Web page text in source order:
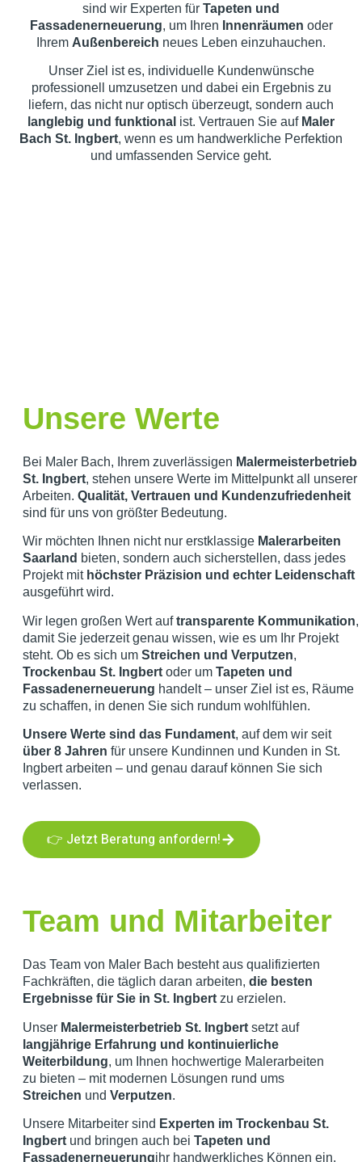
sind wir Experten für Tapeten und
Fassadenerneuerung, um Ihren Innenräumen oder
Ihrem Außenbereich neues Leben einzuhauchen.
Unser Ziel ist es, individuelle Kundenwünsche
professionell umzusetzen und dabei ein Ergebnis zu
liefern, das nicht nur optisch überzeugt, sondern auch
langlebig und funktional ist. Vertrauen Sie auf Maler
Bach St. Ingbert, wenn es um handwerkliche Perfektion
und umfassenden Service geht.
Unsere Werte
Bei Maler Bach, Ihrem zuverlässigen Malermeisterbetrieb
St. Ingbert, stehen unsere Werte im Mittelpunkt all unserer
Arbeiten. Qualität, Vertrauen und Kundenzufriedenheit
sind für uns von größter Bedeutung.
Wir möchten Ihnen nicht nur erstklassige Malerarbeiten
Saarland bieten, sondern auch sicherstellen, dass jedes
Projekt mit höchster Präzision und echter Leidenschaft
ausgeführt wird.
Wir legen großen Wert auftransparente Kommunikation,
damit Sie jederzeit genau wissen, wie es um Ihr Projekt
steht. Ob es sich um Streichen und Verputzen,
Trockenbau St. Ingbert oder um Tapeten und
Fassadenerneuerung handelt – unser Ziel ist es, Räume
zu schaffen, in denen Sie sich rundum wohlfühlen.
Unsere Werte sind das Fundament, auf dem wir seit
über 8 Jahren für unsere Kundinnen und Kunden in St.
Ingbert arbeiten – und genau darauf können Sie sich
verlassen.
👉 Jetzt Beratung anfordern!
Team und Mitarbeiter
Das Team von Maler Bach besteht aus qualifizierten
Fachkräften, die täglich daran arbeiten, die besten
Ergebnisse für Sie in St. Ingbert zu erzielen.
Unser Malermeisterbetrieb St. Ingbert setzt auf
langjährige Erfahrung und kontinuierliche
Weiterbildung, um Ihnen hochwertige Malerarbeiten
zu bieten – mit modernen Lösungen rund ums
Streichen und Verputzen.
Unsere Mitarbeiter sind Experten im Trockenbau St.
Ingbert und bringen auch bei Tapeten und
Fassadenerneuerungihr handwerkliches Können ein,